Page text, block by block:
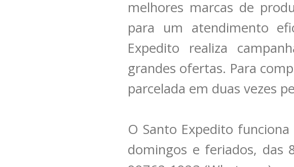
melhores marcas de
para um atendimento
Expedito realiza
grandes ofertas. Para
parcelada em duas vezes
O Santo Expedito
domingos e feriados, das